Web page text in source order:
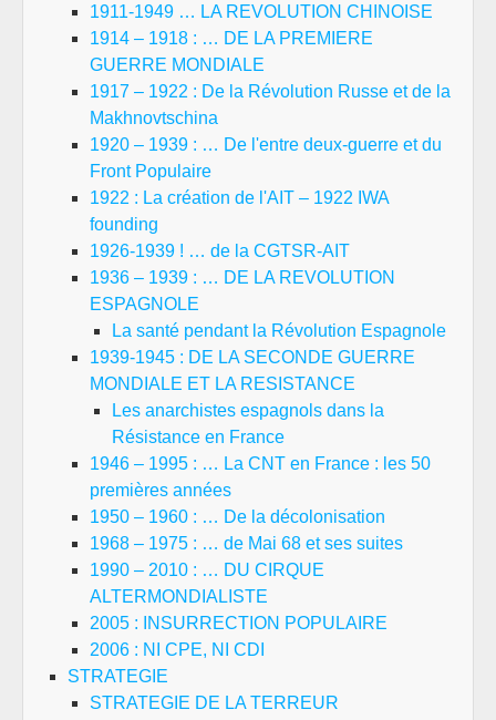
1911-1949 … LA REVOLUTION CHINOISE
1914 – 1918 : … DE LA PREMIERE
GUERRE MONDIALE
1917 – 1922 : De la Révolution Russe et de la
Makhnovtschina
1920 – 1939 : … De l'entre deux-guerre et du
Front Populaire
1922 : La création de l'AIT – 1922 IWA
founding
1926-1939 ! … de la CGTSR-AIT
1936 – 1939 : … DE LA REVOLUTION
ESPAGNOLE
La santé pendant la Révolution Espagnole
1939-1945 : DE LA SECONDE GUERRE
MONDIALE ET LA RESISTANCE
Les anarchistes espagnols dans la
Résistance en France
1946 – 1995 : … La CNT en France : les 50
premières années
1950 – 1960 : … De la décolonisation
1968 – 1975 : … de Mai 68 et ses suites
1990 – 2010 : … DU CIRQUE
ALTERMONDIALISTE
2005 : INSURRECTION POPULAIRE
2006 : NI CPE, NI CDI
STRATEGIE
STRATEGIE DE LA TERREUR